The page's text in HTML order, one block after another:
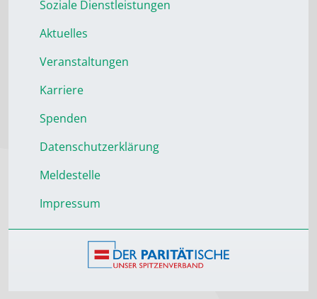
Soziale Dienstleistungen
Aktuelles
Veranstaltungen
Karriere
Spenden
Datenschutzerklärung
Meldestelle
Impressum